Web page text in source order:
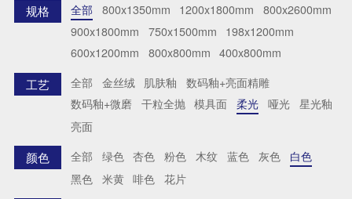
规格 全部 800x1350mm 1200x1800mm
800x2600mm
900x1800mm
750x1500mm
198x1200mm
600x1200mm
800x800mm 400x800mm
工艺 全部 金丝绒 肌肤釉
数码釉+亮面精雕
数码釉+微磨
干粒全抛 模具面 柔光 哑光
星光釉
亮面
颜色 全部 绿色 杏色 粉色 木纹 蓝色 灰色
白色
黑色
米黄 啡色 花片